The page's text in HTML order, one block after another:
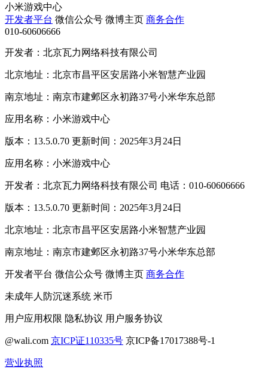
小米游戏中心
开发者平台 微信公众号 微博主页 商务合作
010-60606666
开发者：北京瓦力网络科技有限公司
北京地址：北京市昌平区安居路小米智慧产业园
南京地址：南京市建邺区永初路37号小米华东总部
应用名称：小米游戏中心
版本：13.5.0.70 更新时间：2025年3月24日
应用名称：小米游戏中心
开发者：北京瓦力网络科技有限公司 电话：010-60606666
版本：13.5.0.70 更新时间：2025年3月24日
北京地址：北京市昌平区安居路小米智慧产业园
南京地址：南京市建邺区永初路37号小米华东总部
开发者平台 微信公众号 微博主页 商务合作
未成年人防沉迷系统 米币
用户应用权限 隐私协议 用户服务协议
@wali.com 京ICP证110335号 京ICP备17017388号-1
营业执照